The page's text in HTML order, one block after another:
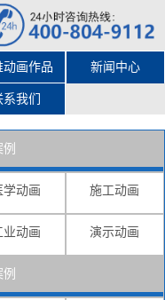
动画作品 新闻中心
系我们
学动画 施工动画
业动画 演示动画